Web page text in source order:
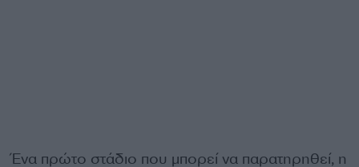
Ένα πρώτο στάδιο που μπορεί να παρατηρηθεί, η